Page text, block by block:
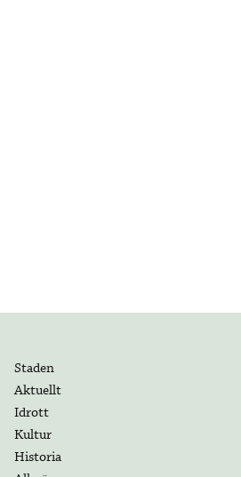
Staden
Aktuellt
Idrott
Kultur
Historia